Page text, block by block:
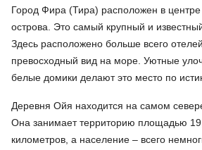
Город Фира (Тира) расположен в
острова. Это самый крупный и
Здесь расположено больше всего
превосходный вид на море. Уютные
белые домики делают это место по
Деревня Ойя находится на самом
Она занимает территорию площадью
километров, а население – всего